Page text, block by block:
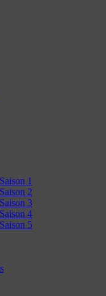
1
2
3
4
5